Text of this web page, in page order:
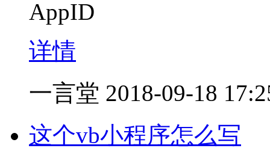
AppID
详情
一言堂 2018-09-18
这个vb小程序怎么写